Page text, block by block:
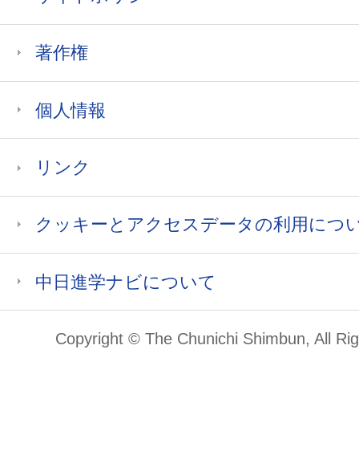
著作権
個人情報
リンク
クッキーとアクセスデータの利用につ
中日進学ナビについて
Copyright © The Chunichi Shimbun, All